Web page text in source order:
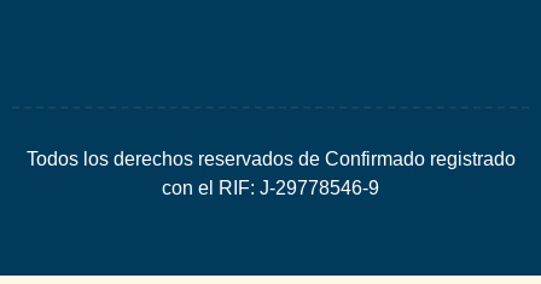
Todos los derechos reservados de Confirmado registrado
con el RIF: J-29778546-9